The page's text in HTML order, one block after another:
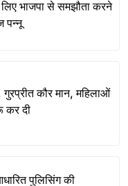
भाजपा से समझौता करने
पन्नू
कौर मान, महिलाओं
कर दी
पुलिसिंग की